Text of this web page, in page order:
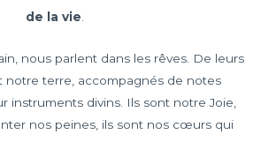
de la vie
nous parlent dans les rêves. De leurs
notre terre, accompagnés de notes
instruments divins. Ils sont notre Joie,
nos peines, ils sont nos cœurs qui